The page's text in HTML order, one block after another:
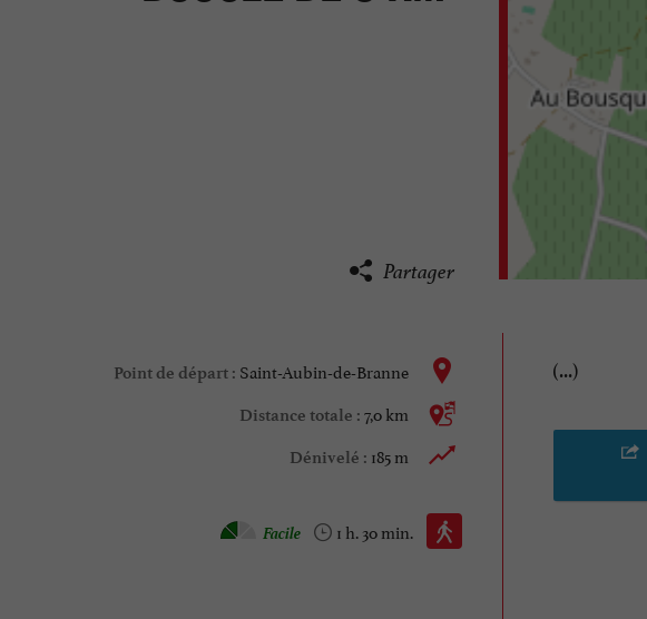
Partager
Point de départ : Saint-Aubin-de-Branne
Distance totale : 7,0 km
Dénivelé : 185 m
Marche à pied :
1 h. 30 min.
Facile
(...)